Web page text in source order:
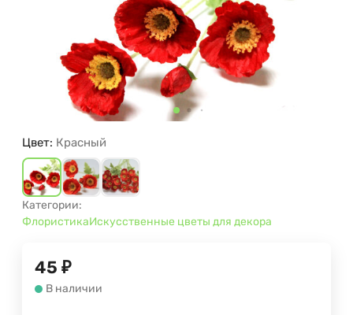
Цвет: Красный
Категории:
ФлористикаИскусственные цветы для декора
45 ₽
В наличии